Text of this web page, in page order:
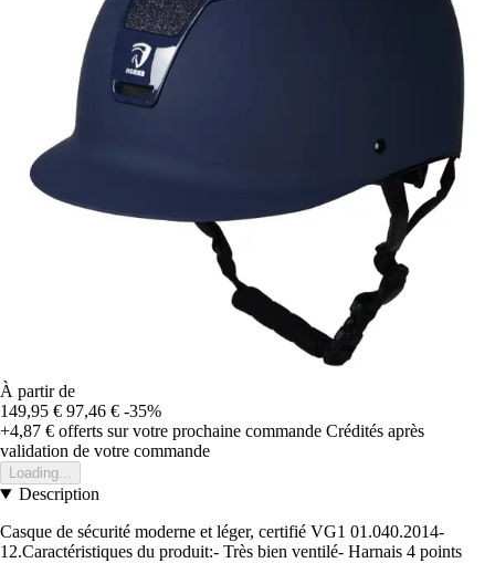
À partir de
149,95 € 97,46 € -35%
+4,87 € offerts sur votre prochaine commande Crédités après
validation de votre commande
Loading...
Description
Casque de sécurité moderne et léger, certifié VG1 01.040.2014-
12.Caractéristiques du produit:- Très bien ventilé- Harnais 4 points